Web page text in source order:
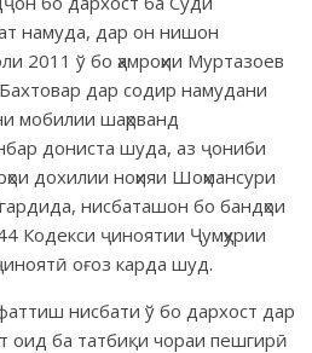
намуда, дар он нишон
2011 ў бо ҳамроҳии Муртазоев
Бахтовар дар содир намудани
мобилии шаҳрванд
дониста шуда, аз ҷониби
дохилии ноҳияи Шоҳмансури
нисбаташон бо бандҳои
Кодекси ҷиноятии Ҷумҳурии
оғоз карда шуд.
нисбати ў бо дархост дар
оид ба татбиқи чораи пешгирӣ